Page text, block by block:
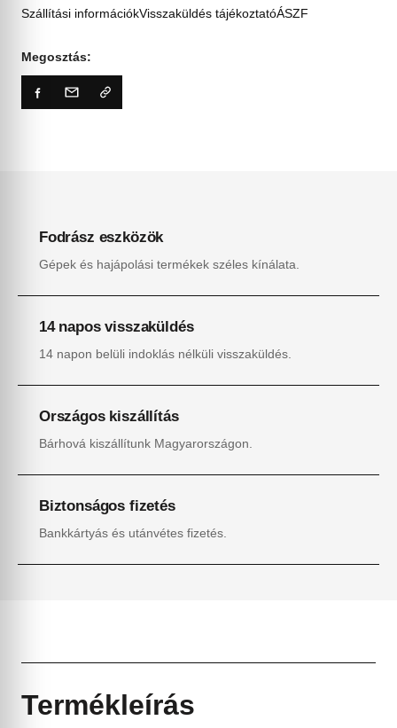
Szállítási információkVisszaküldés tájékoztatóÁSZF
Megosztás:
Fodrász eszközök
Gépek és hajápolási termékek széles kínálata.
14 napos visszaküldés
14 napon belüli indoklás nélküli visszaküldés.
Országos kiszállítás
Bárhová kiszállítunk Magyarországon.
Biztonságos fizetés
Bankkártyás és utánvétes fizetés.
Termékleírás